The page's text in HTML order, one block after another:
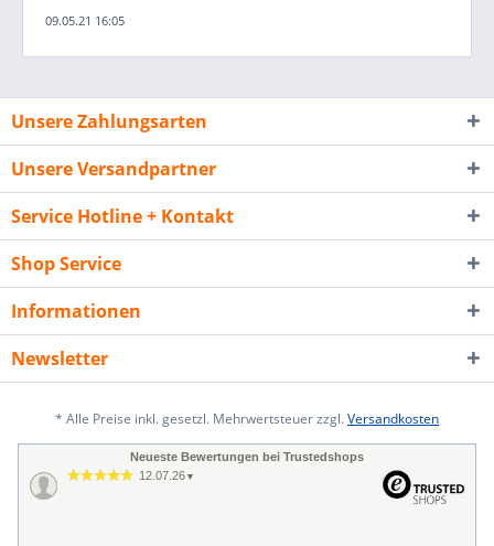
09.05.21 16:05
Unsere Zahlungsarten
Unsere Versandpartner
Service Hotline + Kontakt
Shop Service
Informationen
Newsletter
* Alle Preise inkl. gesetzl. Mehrwertsteuer zzgl.Versandkosten
Neueste Bewertungen bei Trustedshops
12.07.26 ▼